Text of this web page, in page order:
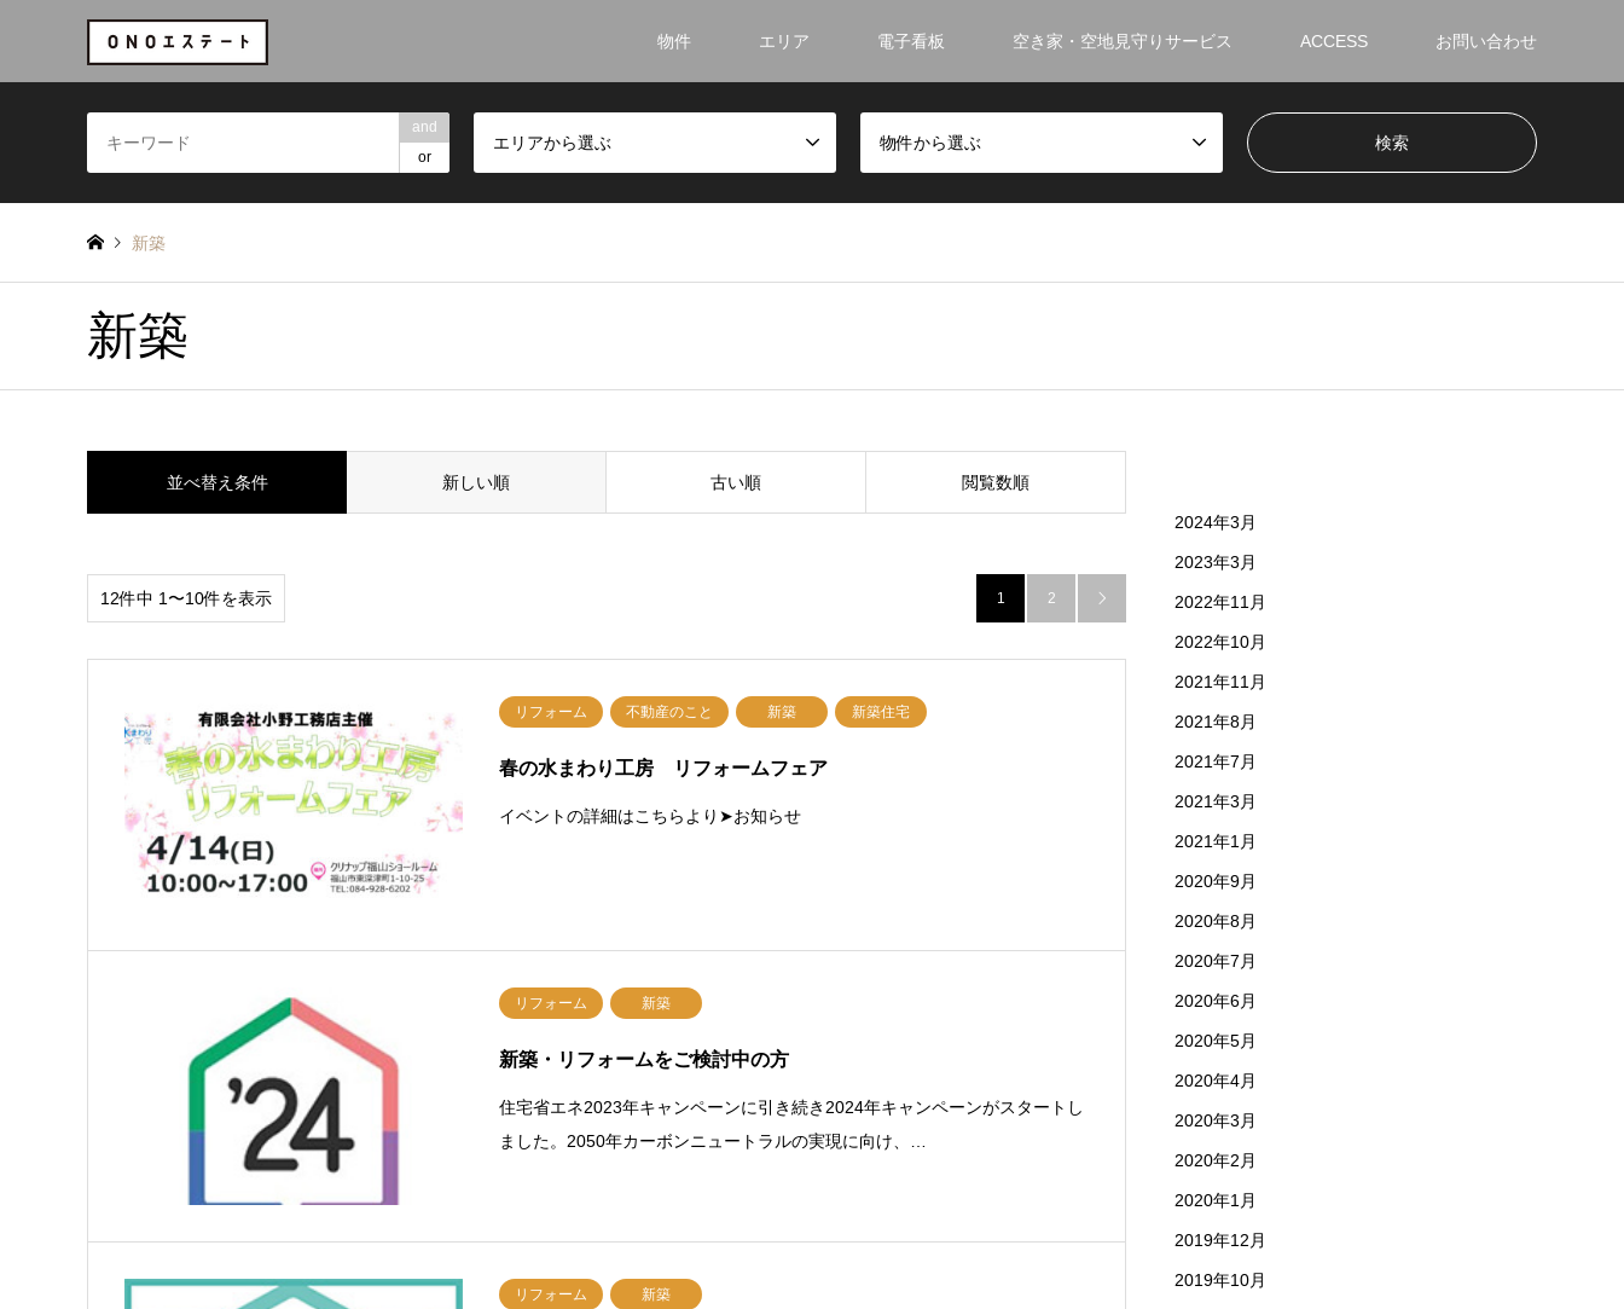
物件 エリア 電子看板 空き家・空地見守りサービス ACCESS お問い合わせ
and
or
エリアから選ぶ 物件から選ぶ
新築
新築
並べ替え条件 新しい順 古い順 閲覧数順
12件中 1〜10件を表示 1 2 
リフォーム 不動産のこと 新築 新築住宅
春の水まわり工房 リフォームフェア
イベントの詳細はこちらより➤お知らせ
リフォーム 新築
新築・リフォームをご検討中の方
住宅省エネ2023年キャンペーンに引き続き2024年キャンペーンがスタートし
ました。2050年カーボンニュートラルの実現に向け、…
リフォーム 新築
2024年3月
2023年3月
2022年11月
2022年10月
2021年11月
2021年8月
2021年7月
2021年3月
2021年1月
2020年9月
2020年8月
2020年7月
2020年6月
2020年5月
2020年4月
2020年3月
2020年2月
2020年1月
2019年12月
2019年10月